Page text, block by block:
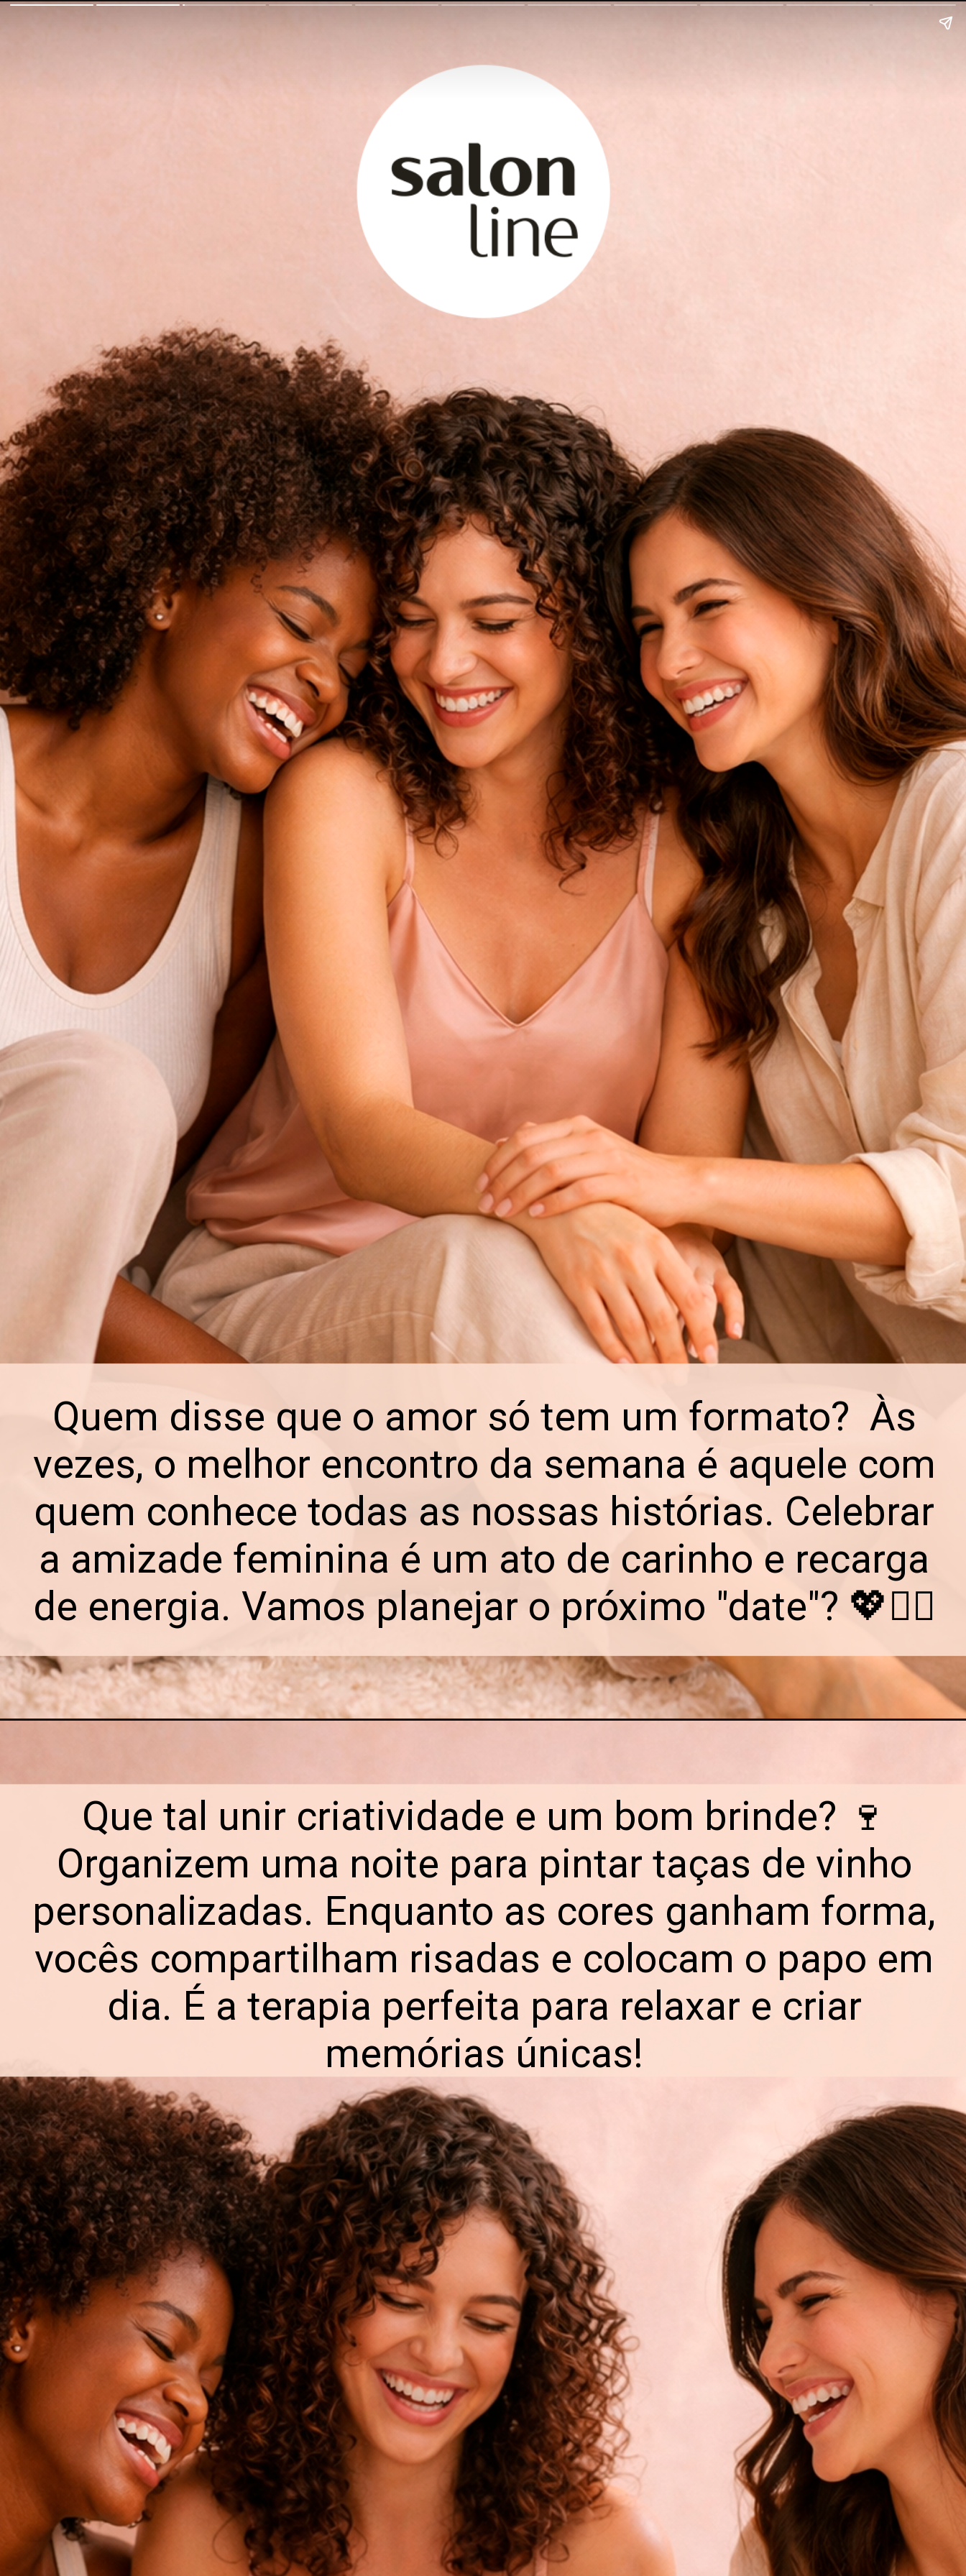
Quem disse que o amor só tem um formato? Às
vezes, o melhor encontro da semana é aquele com
quem conhece todas as nossas histórias. Celebrar
a amizade feminina é um ato de carinho e recarga
de energia. Vamos planejar o próximo "date"? 💖👯‍♀️
Que tal unir criatividade e um bom brinde? 🍷
Organizem uma noite para pintar taças de vinho
personalizadas. Enquanto as cores ganham forma,
vocês compartilham risadas e colocam o papo em
dia. É a terapia perfeita para relaxar e criar
memórias únicas!